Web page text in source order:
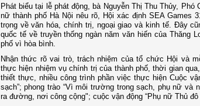
Phát biểu tại lễ phát động, bà Nguyễn Thị Thu Thủy,
nữ thành phố Hà Nội nêu rõ, Hội xác định SEA Games
trọng về văn hóa, chính trị, ngoại giao và kinh tế. Đây
quốc tế về truyền thống ngàn năm văn hiến của Thăng
phố vì hòa bình.
Nhận thức rõ vai trò, trách nhiệm của tổ chức Hội và
thực hiện nhiệm vụ chính trị của thành phố, thời gian
thiết thực, nhiều công trình phần việc thực hiện Cuộc
sạch”; phong trào “Vì môi trường trong sạch, phụ nữ và
ra đường, nơi công cộng"; cuộc vận động “Phụ nữ Thủ đô